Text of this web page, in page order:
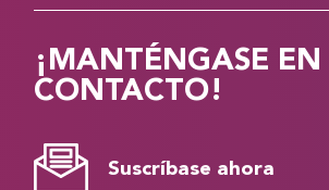
¡MANTÉNGASE EN
CONTACTO!
Suscríbase ahora